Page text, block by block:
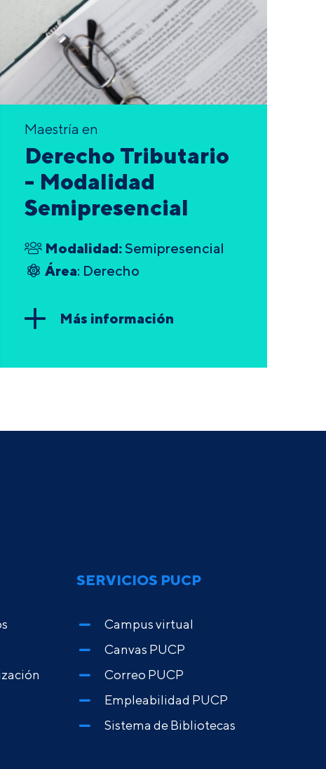
Maestría en
Derecho Tributario
- Modalidad
Semipresencial
Modalidad: Semipresencial
Área: Derecho
Más información
SERVICIOS PUCP
Campus virtual
Canvas PUCP
Correo PUCP
Empleabilidad PUCP
Sistema de Bibliotecas